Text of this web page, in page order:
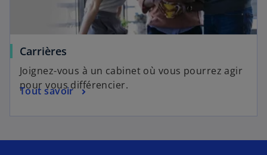
Carrières
Joignez-vous à un cabinet où vous pourrez agir
pour vous différencier.
Tout savoir